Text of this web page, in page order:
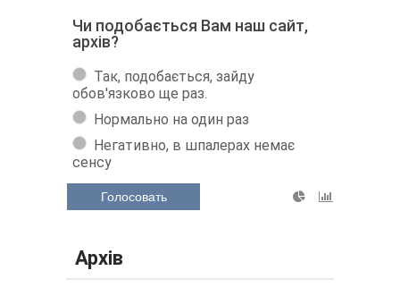
Чи подобається Вам наш сайт,
архів?
Так, подобається, зайду
обов'язково ще раз.
Нормально на один раз
Негативно, в шпалерах немає
сенсу
Голосовать
Архів